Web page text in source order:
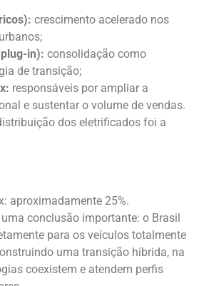
crescimento acelerado nos
in): consolidação como
de transição;
responsáveis por ampliar a
e sustentar o volume de vendas.
dos eletrificados foi a
aproximadamente 25%.
conclusão importante: o Brasil
para os veículos totalmente
uma transição híbrida, na
coexistem e atendem perfis